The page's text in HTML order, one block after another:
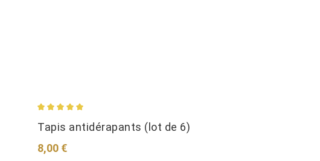
Average rating of 5 out of 5 stars
Tapis antidérapants (lot de 6)
Regular price:
8,00 €